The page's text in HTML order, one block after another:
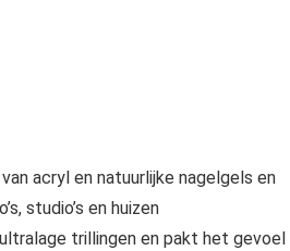
acryl en natuurlijke nagelgels en
studio’s en huizen
trillingen en pakt het gevoel